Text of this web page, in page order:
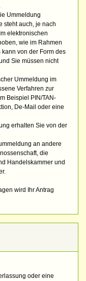
Ummeldung
steht auch, je nach
elektronischen
wie im Rahmen
von der Form des
Sie müssen nicht
Ummeldung im
Verfahren zur
Beispiel PIN/TAN-
De-Mail oder eine
erhalten Sie von der
an andere
die
Handelskammer und
wird Ihr Antrag
oder eine